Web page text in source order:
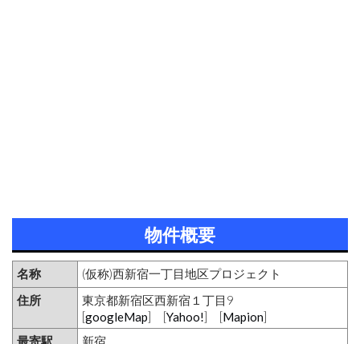
物件概要
名称
(仮称)西新宿一丁目地区プロジェクト
住所
東京都新宿区西新宿１丁目9
[googleMap] [Yahoo!] [Mapion]
最寄駅
新宿